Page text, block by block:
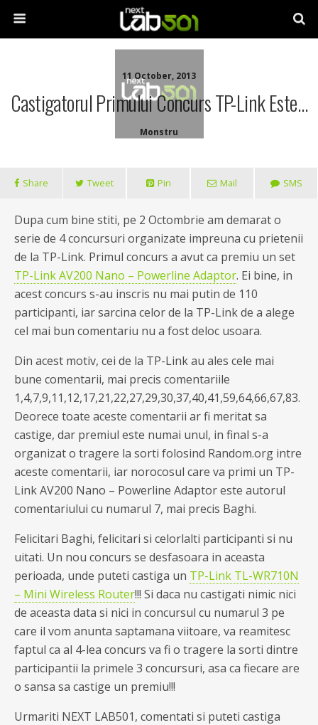
11 October, 2013
Castigatorul Primului Concurs TP-Link Este…
Monstru
Share Tweet Pin Mail SMS
Dupa cum bine stiti, pe 2 Octombrie am demarat o
serie de 4 concursuri organizate impreuna cu prietenii
de la TP-Link. Primul concurs a avut ca premiu un set
TP-Link AV200 Nano – Powerline Adaptor. Ei bine, in
acest concurs s-au inscris nu mai putin de 110
participanti, iar sarcina celor de la TP-Link de a alege
cel mai bun comentariu nu a fost deloc usoara.
Din acest motiv, cei de la TP-Link au ales cele mai
bune comentarii, mai precis comentariile
1,4,7,9,11,12,17,21,22,27,29,30,37,40,41,59,64,66,67,83.
Deorece toate aceste comentarii ar fi meritat sa
castige, dar premiul este numai unul, in final s-a
organizat o tragere la sorti folosind Random.org intre
aceste comentarii, iar norocosul care va primi un TP-
Link AV200 Nano – Powerline Adaptor este autorul
comentariului cu numarul 7, mai precis Baghi.
Felicitari Baghi, felicitari si celorlalti participanti si nu
uitati. Un nou concurs se desfasoara in aceasta
perioada, unde puteti castiga un TP-Link TL-WR710N
– Mini Wireless Router!!! Si daca nu castigati nimic nici
de aceasta data si nici in concursul cu numarul 3 pe
care il vom anunta saptamana viitoare, va reamitesc
faptul ca al 4-lea concurs va fi o tragere la sorti dintre
participantii la primele 3 concursuri, asa ca fiecare are
o sansa sa castige un premiu!!!
Urmariti NEXT LAB501, comentati si puteti castiga